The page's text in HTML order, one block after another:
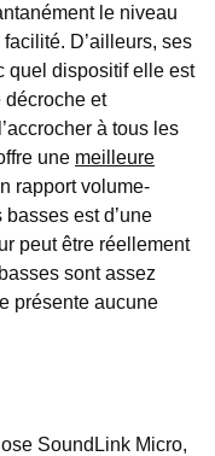
le niveau
facilité. D’ailleurs, ses
quel dispositif elle est
décroche et
à tous les
une meilleure
rapport volume-
est d’une
peut être réellement
sont assez
présente aucune
SoundLink Micro,